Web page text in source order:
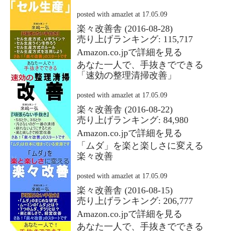
posted with amazlet at 17.05.09
楽々改善舎 (2016-08-28)
売り上げランキング: 115,717
Amazon.co.jpで詳細を見る
あなた一人で、手抜きでできる
「速効の整理清掃改善」
posted with amazlet at 17.05.09
楽々改善舎 (2016-08-22)
売り上げランキング: 84,980
Amazon.co.jpで詳細を見る
「ムダ」を楽と楽しさに変える
楽々改善
posted with amazlet at 17.05.09
楽々改善舎 (2016-08-15)
売り上げランキング: 206,777
Amazon.co.jpで詳細を見る
あなた一人で、手抜きでできる